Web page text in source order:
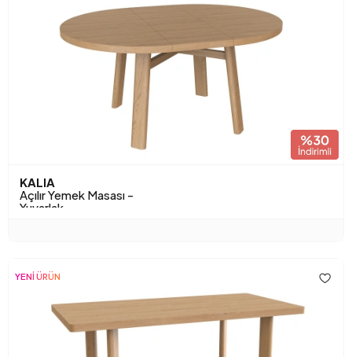
KALIA
Açılır Yemek Masası -
Yuvarlak
YENİ ÜRÜN